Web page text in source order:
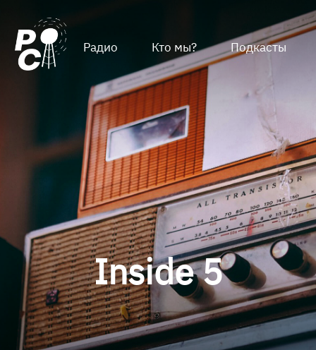
Радио Кто мы? Подкасты
Inside 5